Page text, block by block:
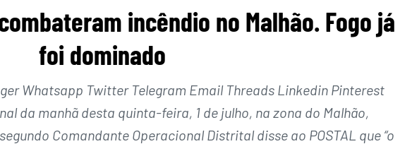
incêndio no Malhão. Fogo já
foi dominado
Whatsapp Twitter Telegram Email Threads Linkedin Pinterest
da manhã desta quinta-feira, 1 de julho, na zona do Malhão,
Comandante Operacional Distrital disse ao POSTAL que “o